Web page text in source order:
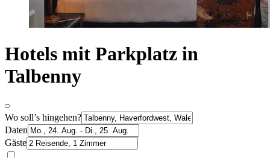
Hotels mit Parkplatz in
Talbenny
Wo soll’s hingehen?
Daten
Gäste